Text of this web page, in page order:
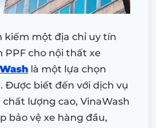
kiếm một địa chỉ uy tín
PPF cho nội thất xe
là một lựa chọn
Được biết đến với dịch vụ
lượng cao, VinaWash
bảo vệ xe hàng đầu,